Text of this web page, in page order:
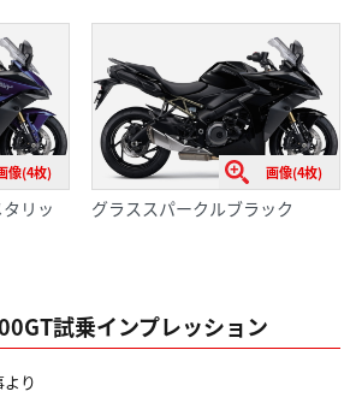
像(4枚)
リッ
画像(4枚)
グラススパークルブラック
試乗インプレッション
り